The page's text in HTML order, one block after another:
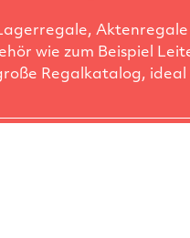
wie zum Beispiel
Regalkatalog,